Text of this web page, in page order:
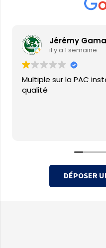
Jérémy
il y a 1 semaine
Multiple sur la PAC
qualité
DÉPOSER